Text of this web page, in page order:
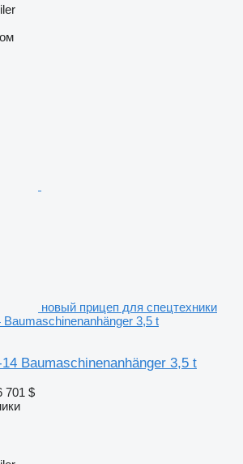
новый прицеп для спецтехники
3,5 t
Baumaschinenanhänger 3,5 t
701 $